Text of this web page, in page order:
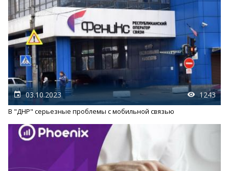
03.10.2023 1243
В "ДНР" серьезные проблемы с мобильной связью